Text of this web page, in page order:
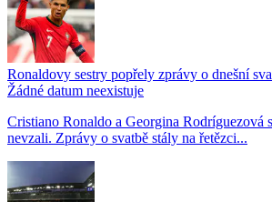
Ronaldovy sestry popřely zprávy o dnešní
Žádné datum neexistuje
Cristiano Ronaldo a Georgina Rodríguezová
nevzali. Zprávy o svatbě stály na řetězci...